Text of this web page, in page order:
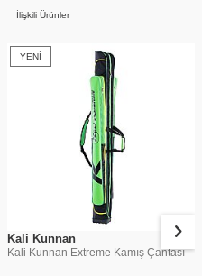
İlişkili Ürünler
YENI
Kali Kunnan
Kali Kunnan Extreme Kamış Çantası